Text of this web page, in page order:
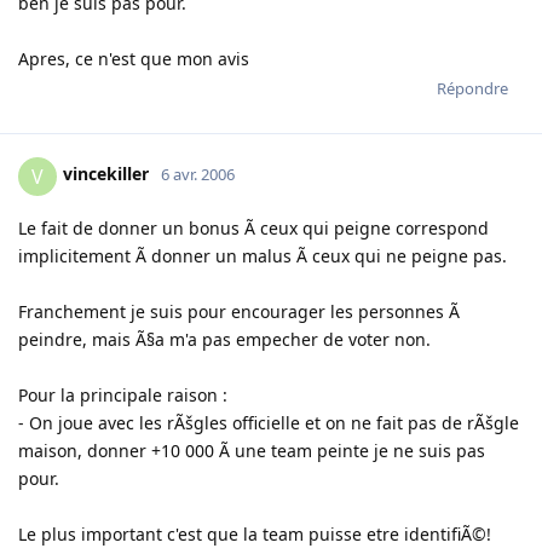
Apres, ce n'est que mon avis
Répondre
V vincekiller 6 avr. 2006
Le fait de donner un bonus Ã ceux qui peigne correspond
implicitement Ã donner un malus Ã ceux qui ne peigne pas.
Franchement je suis pour encourager les personnes Ã
peindre, mais Ã§a m'a pas empecher de voter non.
Pour la principale raison :
- On joue avec les rÃšgles officielle et on ne fait pas de rÃšgle
maison, donner +10 000 Ã une team peinte je ne suis pas
pour.
Le plus important c'est que la team puisse etre identifiÃ©!